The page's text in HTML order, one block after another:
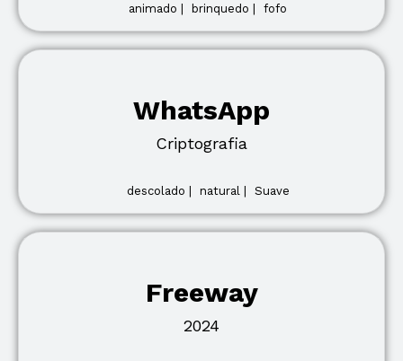
animado | brinquedo | fofo
WhatsApp
Criptografia
descolado | natural | Suave
Freeway
2024